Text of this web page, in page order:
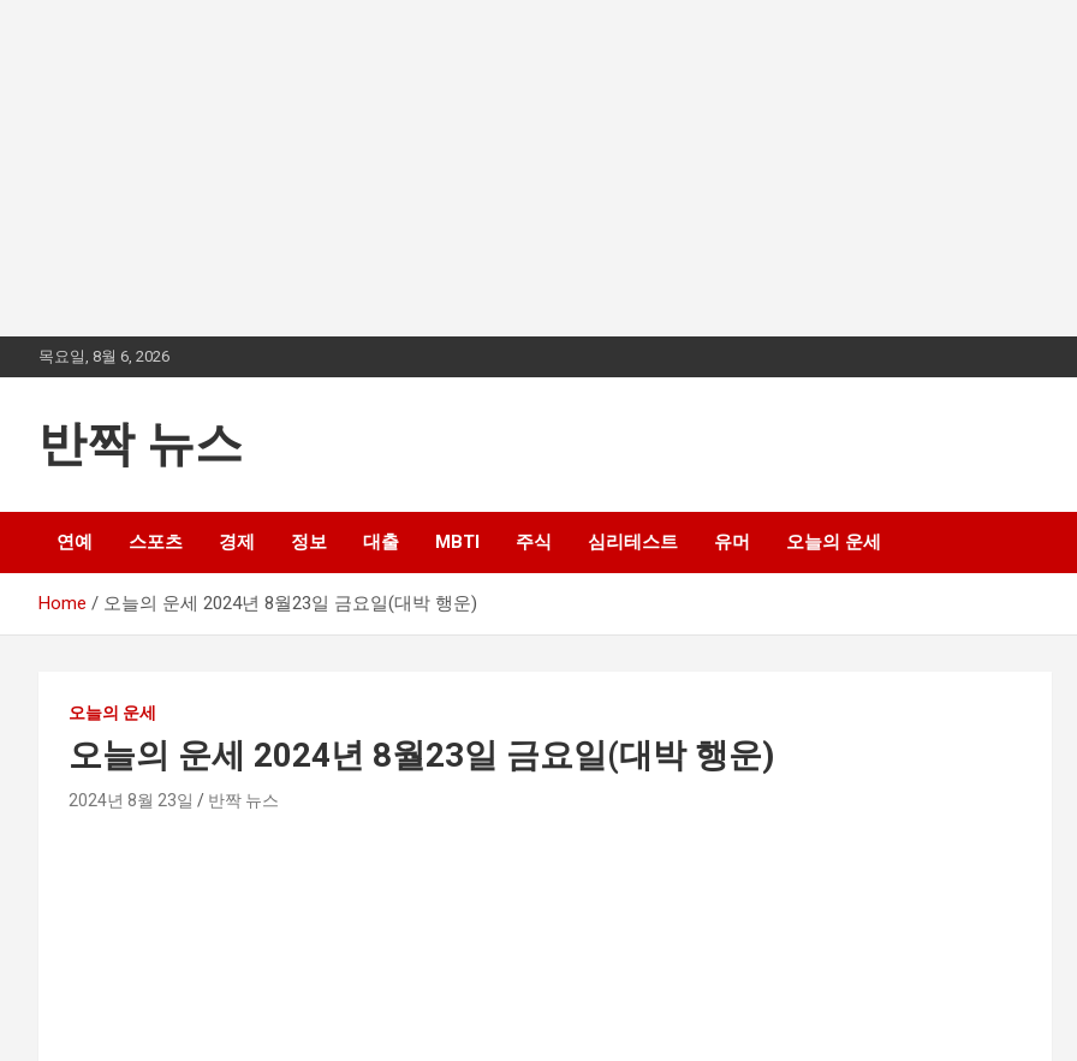
to
목요일, 8월 6, 2026
반짝 뉴스
연예 스포츠 경제 정보 대출 MBTI 주식 심리테스트 유머 오늘의 운세
Home 오늘의 운세 2024년 8월23일 금요일(대박 행운)
오늘의 운세
오늘의 운세 2024년 8월23일 금요일(대박 행운)
2024년 8월 23일 반짝 뉴스